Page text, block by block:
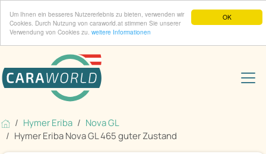
OK
Um Ihnen ein besseres Nutzererlebnis zu bieten, verwenden wir
Cookies. Durch Nutzung von caraworld.at stimmen Sie unserer
Verwendung von Cookies zu. weitere Informationen
Hymer Eriba
Nova GL
Hymer Eriba Nova GL 465 guter Zustand